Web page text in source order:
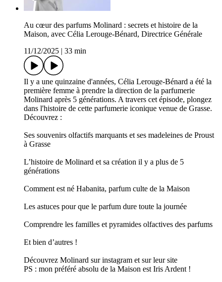
Au cœur des parfums Molinard : secrets et histoire de la
Maison, avec Célia Lerouge-Bénard, Directrice Générale
11/12/2025
33 min
Il y a une quinzaine d'années, Célia Lerouge-Bénard a été la
première femme à prendre la direction de la parfumerie
Molinard après 5 générations. A travers cet épisode, plongez
dans l'histoire de cette parfumerie iconique venue de Grasse.
Découvrez :
Ses souvenirs olfactifs marquants et ses madeleines de Proust
à Grasse
L’histoire de Molinard et sa création il y a plus de 5
générations
Comment est né Habanita, parfum culte de la Maison
Les astuces pour que le parfum dure toute la journée
Comprendre les familles et pyramides olfactives des parfums
Et bien d’autres !
Découvrez Molinard sur instagram et sur leur site
PS : mon préféré absolu de la Maison est Iris Ardent !